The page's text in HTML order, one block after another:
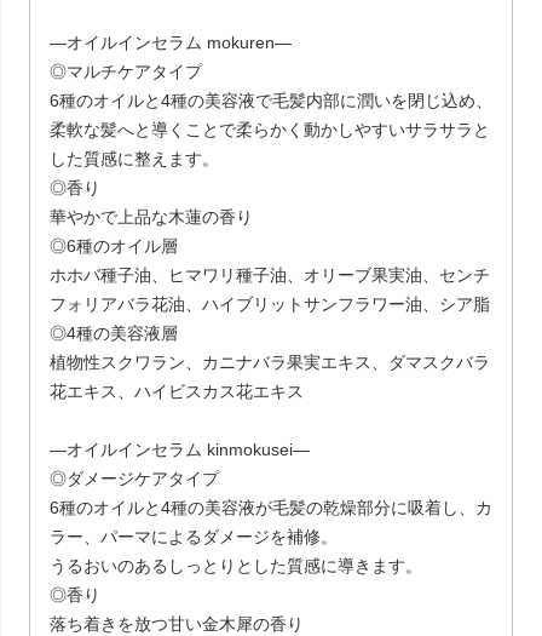
―オイルインセラム mokuren―
◎マルチケアタイプ
6種のオイルと4種の美容液で毛髪内部に潤いを閉じ込め、
柔軟な髪へと導くことで柔らかく動かしやすいサラサラと
した質感に整えます。
◎香り
華やかで上品な木蓮の香り
◎6種のオイル層
ホホバ種子油、ヒマワリ種子油、オリーブ果実油、センチ
フォリアバラ花油、ハイブリットサンフラワー油、シア脂
◎4種の美容液層
植物性スクワラン、カニナバラ果実エキス、ダマスクバラ
花エキス、ハイビスカス花エキス
―オイルインセラム kinmokusei―
◎ダメージケアタイプ
6種のオイルと4種の美容液が毛髪の乾燥部分に吸着し、カ
ラー、パーマによるダメージを補修。
うるおいのあるしっとりとした質感に導きます。
◎香り
落ち着きを放つ甘い金木犀の香り